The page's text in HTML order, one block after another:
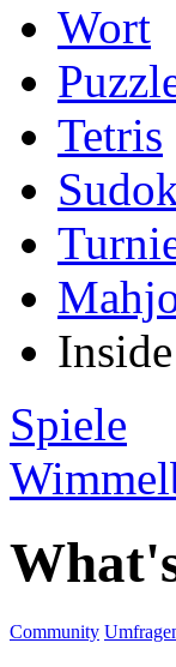
Wort
Tetris
Inside
Spiele
Community